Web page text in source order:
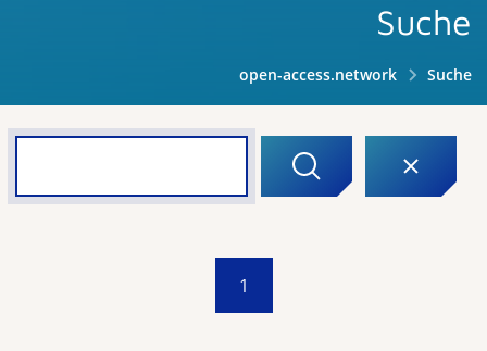
Suche
open-access.network Suche
1